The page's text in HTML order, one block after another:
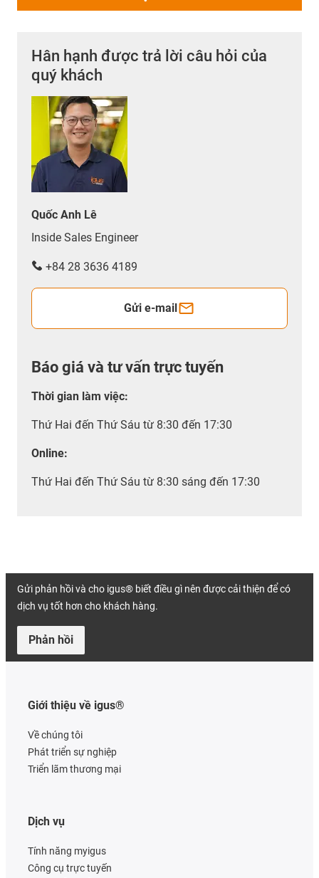
Hân hạnh được trả lời câu hỏi của
quý khách
Quốc Anh Lê
Inside Sales Engineer
+84 28 3636 4189
Gửi e-mail
Báo giá và tư vấn trực tuyến
Thời gian làm việc:
Thứ Hai đến Thứ Sáu từ 8:30 đến 17:30
Online:
Thứ Hai đến Thứ Sáu từ 8:30 sáng đến 17:30
Gửi phản hồi và cho igus® biết điều gì nên được cải thiện để có
dịch vụ tốt hơn cho khách hàng.
Phản hồi
Giới thiệu về igus®
Về chúng tôi
Phát triển sự nghiệp
Triển lãm thương mại
Dịch vụ
Tính năng myigus
Công cụ trực tuyến